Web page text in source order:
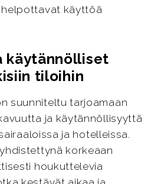
käyttöä
käytännölliset
tiloihin
suunniteltu tarjoamaan
ja käytännöllisyyttä
ja hotelleissa.
korkeaan
houkuttelevia